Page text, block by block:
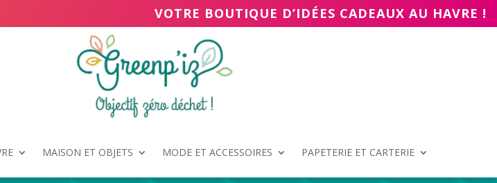
VOTRE BOUTIQUE D’IDÉES CADEAUX AU HAVRE !
MAISON ET OBJETS MODE ET ACCESSOIRES PAPETERIE ET CARTERIE